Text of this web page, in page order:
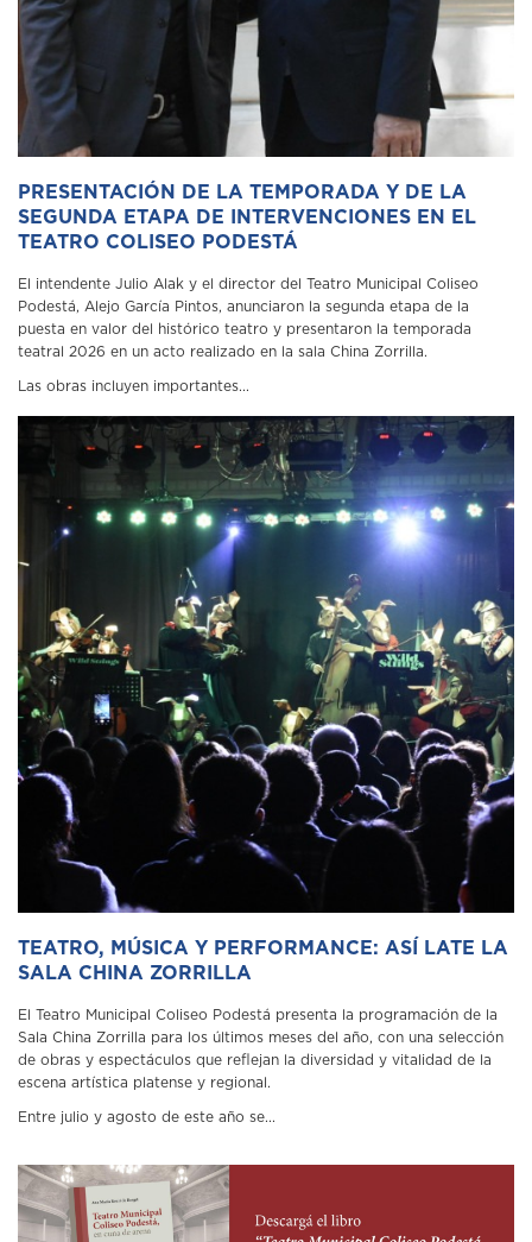
PRESENTACIÓN DE LA TEMPORADA Y DE LA
SEGUNDA ETAPA DE INTERVENCIONES EN EL
TEATRO COLISEO PODESTÁ
El intendente Julio Alak y el director del Teatro Municipal Coliseo
Podestá, Alejo García Pintos, anunciaron la segunda etapa de la
puesta en valor del histórico teatro y presentaron la temporada
teatral 2026 en un acto realizado en la sala China Zorrilla.
Las obras incluyen importantes...
TEATRO, MÚSICA Y PERFORMANCE: ASÍ LATE LA
SALA CHINA ZORRILLA
El Teatro Municipal Coliseo Podestá presenta la programación de la
Sala China Zorrilla para los últimos meses del año, con una selección
de obras y espectáculos que reflejan la diversidad y vitalidad de la
escena artística platense y regional.
Entre julio y agosto de este año se...